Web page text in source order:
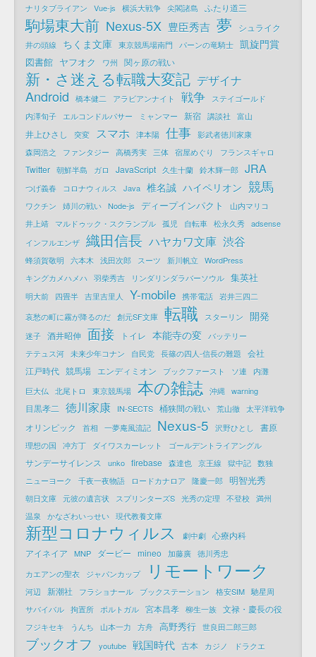
ナリタブライアン Vue-js 横浜大戦争 尖閣諸島 ふたり道三
駒場東大前 Nexus-5X 豊臣秀吉 夢 シュライク
井の頭線 ちくま文庫 東京競馬場南門 パーンの竜騎士 凱旋門賞
図書館 ヤフオク ワ州 関ヶ原の戦い
新・さ迷える転職大変記 デザイナ
Android 橋本健二 アラビアンナイト 戦争
ステイゴールド
内澤旬子
エルコンドルパサー ミャンマー 新宿 講談社 富山
井上ひさし 突変 スマホ 津本陽 仕事 影武者徳川家康
森岡浩之
ファンタジー 高橋秀実 三体 宿屋めぐり フランスギャロ
Twitter 朝鮮半島 ガロ JavaScript 久生十蘭 鈴木輝一郎 JRA
つげ義春 コロナウィルス Java 椎名誠 ハイペリオン 競馬
ワクチン 姉川の戦い Node-js ディープインパクト
山内マリコ
井上靖
マルドゥック・スクランブル 孤児 自転車 松永久秀 adsense
インフルエンザ 織田信長 ハヤカワ文庫 渋谷
蜂須賀敬明 六本木 浅田次郎 スーツ 新川帆立
WordPress
キングカメハメハ 羽柴秀吉 リンダリンダラバーソウル 集英社
明大前 四畳半 吉里吉里人 Y-mobile 携帯電話 岩井三四二
哀愁の町に霧が降るのだ 創元SF文庫 転職 スターリン 開発
迷子 酒井昭伸 面接 トイレ 本能寺の変
バッテリー
テテュス河 未来少年コナン 自民党 長篠の四人-信長の難題
会社
江戸時代 競馬場 エンディミオン ブックファースト ソ連
内灘
巨大仏
北尾トロ 東京競馬場 本の雑誌 沖縄 warning
目黒孝二 徳川家康 IN-SECTS 桶狭間の戦い 荒山徹 太平洋戦争
オリンピック 首相 一夢庵風流記 Nexus-5 沢野ひとし 書原
理想の国 冲方丁 ダイワスカーレット ゴールデントライアングル
サンデーサイレンス unko firebase 森達也 京王線 獄中記 数独
ニューヨーク
千夜一夜物語 ロードカナロア 隆慶一郎 明智光秀
朝日文庫 元彼の遺言状 スプリンターズS 光秀の定理 不登校 満州
温泉
かなざわいっせい 現代教養文庫
新型コロナウィルス 劇中劇 心療内科
アイネイア
MNP ダービー mineo 加藤廣 徳川秀忠
カエアンの聖衣
ジャパンカップ リモートワーク
河辺 新潮社 フラショナール ブックステーション 格安SIM 馳星周
サバイバル 拘置所 ポルトガル 宮本昌孝 柳生一族 文禄・慶長の役
フジキセキ うんち 山本一力 方舟 高野秀行 世良田二郎三郎
ブックオフ youtube 戦国時代 古本 カジノ
ドラクエ